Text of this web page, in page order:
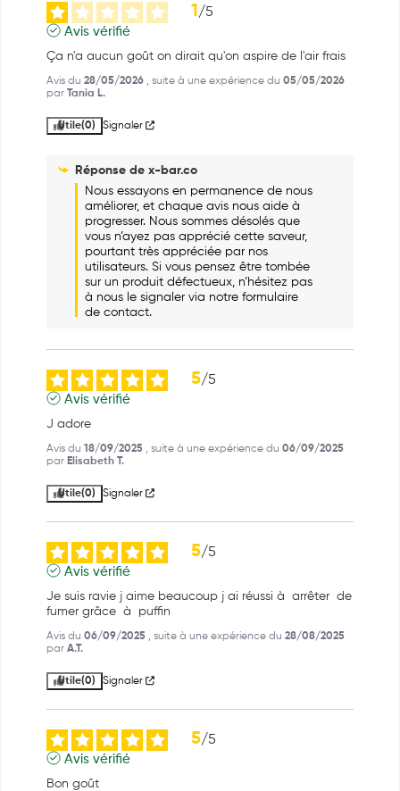
1 /5
Avis vérifié
Ça n'a aucun goût on dirait qu'on aspire de l'air frais
Avis du 28/05/2026 , suite à une expérience du 05/05/2026
par Tania L.
Utile(0) Signaler
Réponse de x-bar.co
Nous essayons en permanence de nous
améliorer, et chaque avis nous aide à
progresser. Nous sommes désolés que
vous n’ayez pas apprécié cette saveur,
pourtant très appréciée par nos
utilisateurs. Si vous pensez être tombée
sur un produit défectueux, n’hésitez pas
à nous le signaler via notre formulaire
de contact.
5/5
Avis vérifié
J adore
Avis du 18/09/2025 , suite à une expérience du 06/09/2025
par Elisabeth T.
Utile(0) Signaler
5/5
Avis vérifié
Je suis ravie j aime beaucoup j ai réussi à  arrêter  de
fumer grâce  à  puffin
Avis du 06/09/2025 , suite à une expérience du 28/08/2025
par A.T.
Utile(0) Signaler
5/5
Avis vérifié
Bon goût